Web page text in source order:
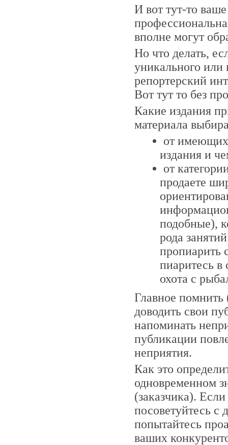
И вот тут-то
вполне могут
Но что делать,
уникального или
репортерский
Вот тут то без
Какие издания
материала
от
издания и
от
продаете
подобные),
рода
пропиарить
пиаритесь
охота с
Главное помнить
доводить свои
напоминать
публикации
неприятия.
Как это
одновременном
(заказчика).
посоветуйтесь
попытайтесь
ваших